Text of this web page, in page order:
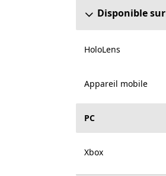
Disponible sur
HoloLens
Appareil mobile
PC
Xbox